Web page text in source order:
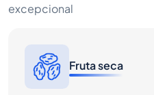
excepcional
Fruta seca